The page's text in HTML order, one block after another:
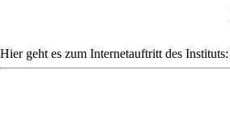
Hier geht es zum Internetauftritt des Instituts: